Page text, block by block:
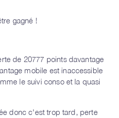
gagné !
de 20777 points davantage
mobile est inaccessible
le suivi conso et la quasi
donc c'est trop tard, perte